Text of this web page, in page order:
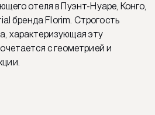
отеля в Пуэнт-Нуаре, Конго,
бренда Florim. Строгость
характеризующая эту
с геометрией и